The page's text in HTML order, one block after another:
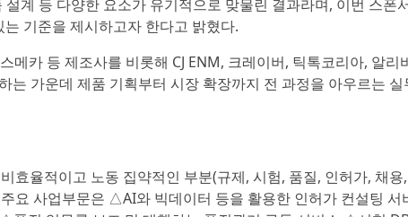
계 등 다양한 요소가 유기적으로 맞물린 결과라며, 이번 스폰
기준을 제시하고자 한다고 밝혔다.
카 등 제조사를 비롯해 CJ ENM, 크레이버, 틱톡코리아, 알리
가운데 제품 기획부터 시장 확장까지 전 과정을 아우르는 실
효율적이고 노동 집약적인 부분(규제, 시험, 품질, 인허가, 채용
요 사업부문은 △AI와 빅데이터 등을 활용한 인허가 컨설팅 서